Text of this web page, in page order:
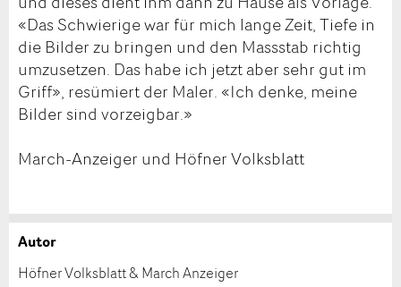
«Das Schwierige war für mich lange Zeit, Tiefe in
die Bilder zu bringen und den Massstab richtig
umzusetzen. Das habe ich jetzt aber sehr gut im
Griff», resümiert der Maler. «Ich denke, meine
Bilder sind vorzeigbar.»
March-Anzeiger und Höfner Volksblatt
Anzeige beanstanden
Anzeige weiterempfehlen
Autor
Höfner Volksblatt & March Anzeiger